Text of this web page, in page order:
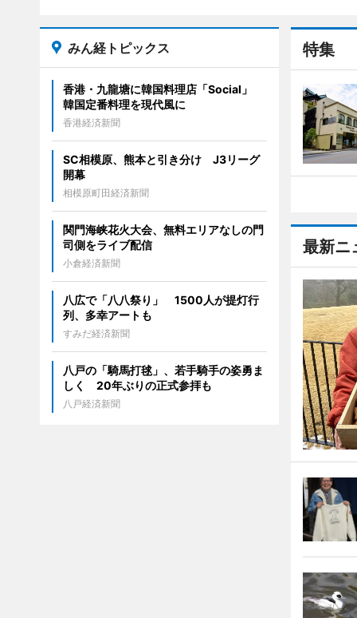
特集
最新ニ
みん経トピックス
香港・九龍塘に韓国料理店「Social」
韓国定番料理を現代風に
香港経済新聞
SC相模原、熊本と引き分け J3リーグ
開幕
相模原町田経済新聞
関門海峡花火大会、無料エリアなしの門
司側をライブ配信
小倉経済新聞
八広で「八八祭り」 1500人が提灯行
列、多幸アートも
すみだ経済新聞
八戸の「騎馬打毬」、若手騎手の姿勇ま
しく 20年ぶりの正式参拝も
八戸経済新聞